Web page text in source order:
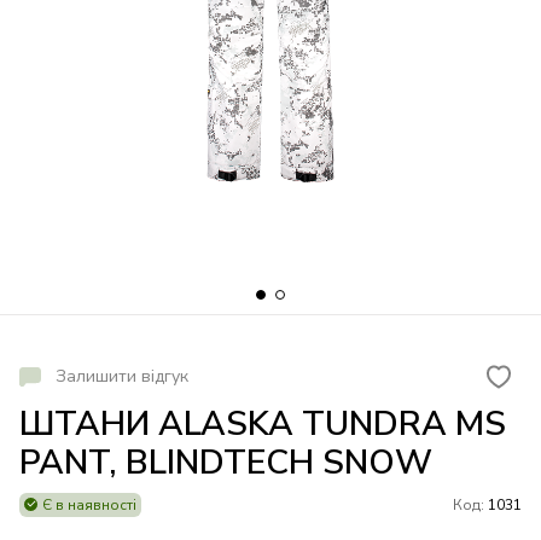
Залишити відгук
ШТАНИ ALASKA TUNDRA MS
PANT, BLINDTECH SNOW
Є в наявності Код: 1031